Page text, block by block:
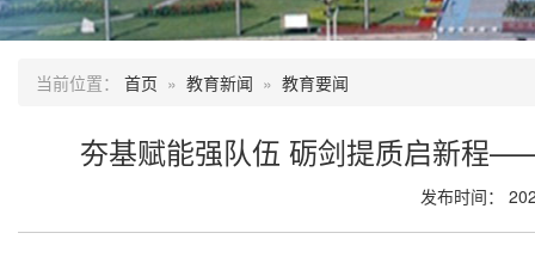
当前位置： 首页 » 教育新闻 » 教育要闻
夯基赋能强队伍 砺剑提质启新程
发布时间：